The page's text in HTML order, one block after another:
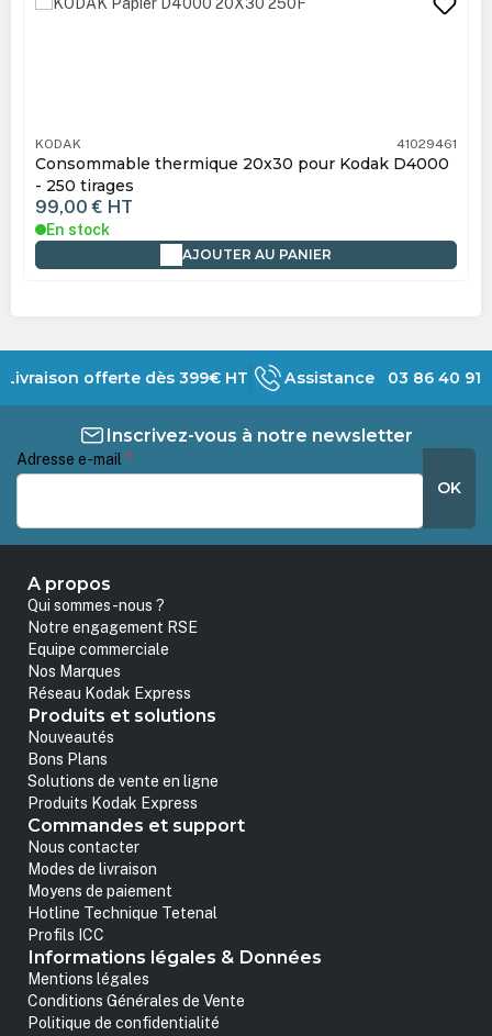
KODAK 41029461
Consommable thermique 20x30 pour Kodak D4000
- 250 tirages
99,00 € HT
En stock
AJOUTER AU PANIER
Livraison offerte dès 399€ HT Assistance 03 86 40 91
Inscrivez-vous à notre newsletter
Adresse e-mail *
OK
A propos
Qui sommes-nous ?
Notre engagement RSE
Equipe commerciale
Nos Marques
Réseau Kodak Express
Produits et solutions
Nouveautés
Bons Plans
Solutions de vente en ligne
Produits Kodak Express
Commandes et support
Nous contacter
Modes de livraison
Moyens de paiement
Hotline Technique Tetenal
Profils ICC
Informations légales & Données
Mentions légales
Conditions Générales de Vente
Politique de confidentialité